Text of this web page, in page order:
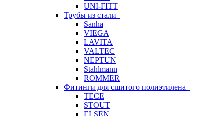
UNI-FITT
Трубы из стали
Sanha
VIEGA
LAVITA
VALTEC
NEPTUN
Stahlmann
ROMMER
Фитинги для сшитого полиэтилена
TECE
STOUT
ELSEN